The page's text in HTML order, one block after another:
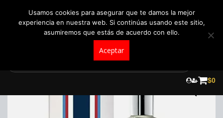
$0
Usamos cookies para asegurar que te damos la mejor
experiencia en nuestra web. Si continúas usando este sitio,
asumiremos que estás de acuerdo con ello.
Aceptar